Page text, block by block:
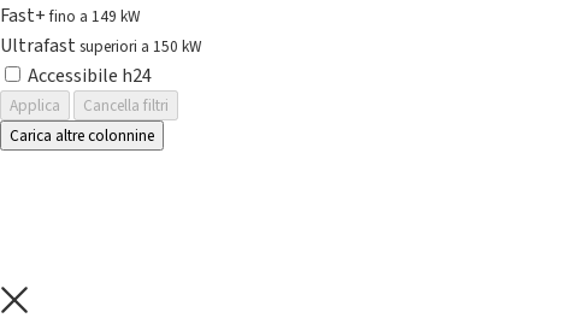
Fast+fino a 149 kW
Ultrafast superiori a 150 kW
Accessibile h24
Applica
Cancella filtri
Carica altre colonnine